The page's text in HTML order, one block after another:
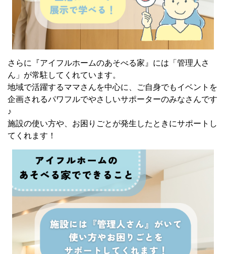
さらに『アイフルホームのあそべる家』には「管理人さ
ん」が常駐してくれています。
地域で活躍するママさんを中心に、ご自身でもイベントを
企画されるパワフルでやさしいサポーターのみなさんです
♪
施設の使い方や、お困りごとが発生したときにサポートし
てくれます！